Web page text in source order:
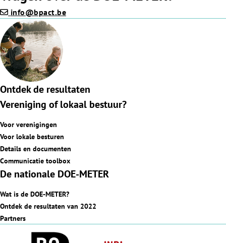
info@bpact.be
Ontdek de resultaten
Vereniging of lokaal bestuur?
Voor verenigingen
Voor lokale besturen
Details en documenten
Communicatie toolbox
De nationale DOE-METER
Wat is de DOE-METER?
Ontdek de resultaten van 2022
Partners